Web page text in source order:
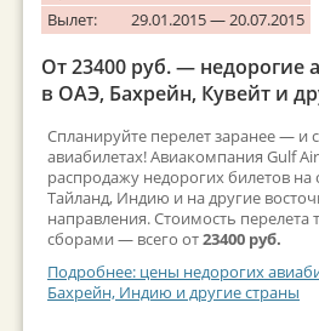
Вылет:
29.01.2015 — 20.07.2015
От 23400 руб. — недорогие
в ОАЭ, Бахрейн, Кувейт и
Спланируйте перелет заранее — и
авиабилетах! Авиакомпания Gulf
распродажу недорогих билетов на
Тайланд, Индию и на другие
направления. Стоимость перелета
сборами — всего от23400 руб.
Подробнее: цены недорогих
Бахрейн, Индию и другие страны